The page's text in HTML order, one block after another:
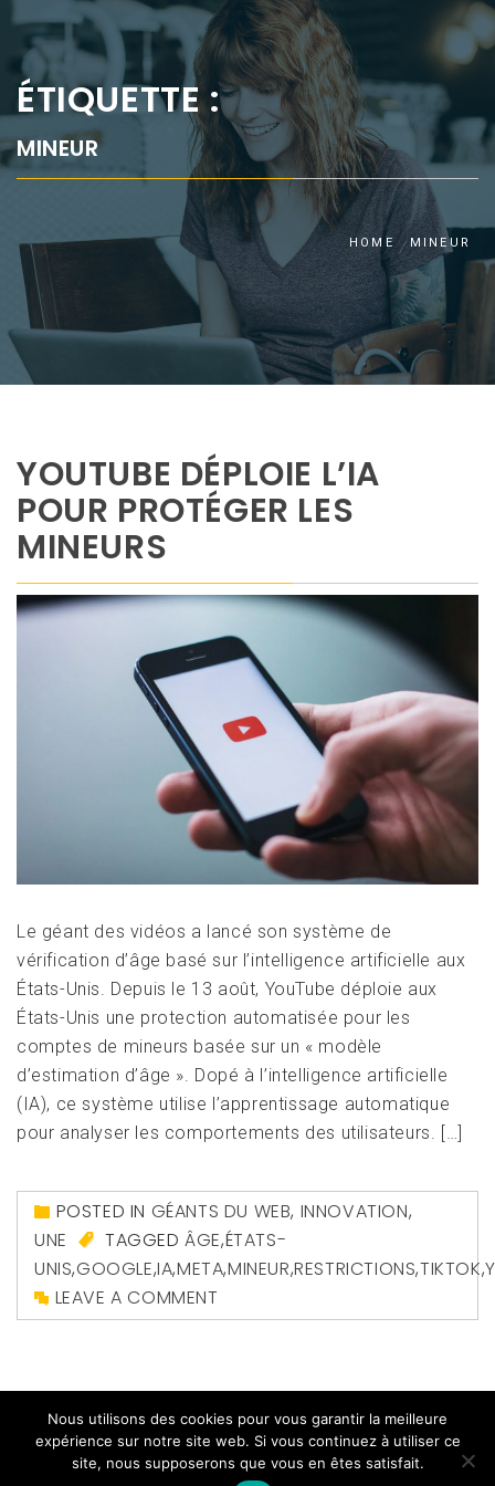
ÉTIQUETTE :
MINEUR
HOME MINEUR
YOUTUBE DÉPLOIE L’IA
POUR PROTÉGER LES
MINEURS
Le géant des vidéos a lancé son système de
vérification d’âge basé sur l’intelligence artificielle aux
États-Unis. Depuis le 13 août, YouTube déploie aux
États-Unis une protection automatisée pour les
comptes de mineurs basée sur un « modèle
d’estimation d’âge ». Dopé à l’intelligence artificielle
(IA), ce système utilise l’apprentissage automatique
pour analyser les comportements des utilisateurs. […]
POSTED IN GÉANTS DU WEB, INNOVATION,
UNE
TAGGEDÂGE,ÉTATS-
UNIS,GOOGLE,IA,META,MINEUR,RESTRICTIONS,TIKTOK,
LEAVE A COMMENT
Copyright All right reserved| Theme: Magazine Prime
Nous utilisons des cookies pour vous garantir la meilleure
expérience sur notre site web. Si vous continuez à utiliser ce
site, nous supposerons que vous en êtes satisfait.